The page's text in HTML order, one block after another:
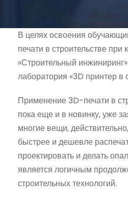
В целях освоения
печати в строительстве при
«Строительный
лаборатория «3D принтер в
Применение 3D-печати в
пока еще и в новинку, уже
многие вещи,
быстрее и дешевле
проектировать и делать
является логичным
строительных технологий.